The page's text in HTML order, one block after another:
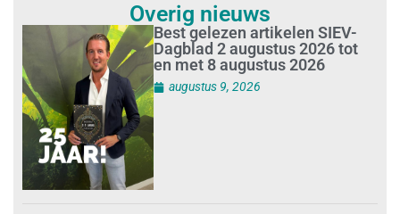
Overig nieuws
Best gelezen artikelen SIEV-
Dagblad 2 augustus 2026 tot
en met 8 augustus 2026
augustus 9, 2026